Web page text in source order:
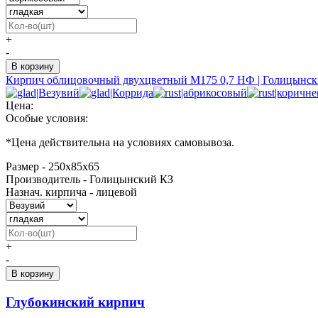
+
-
Кирпич облицовочный двухцветный М175 0,7 НФ |
Цена:
Особые условия:
*Цена действительна на условиях самовывоза.
Размер - 250х85х65
Производитель - Голицынский КЗ
Назнач. кирпича - лицевой
+
-
Глубокинский кирпич